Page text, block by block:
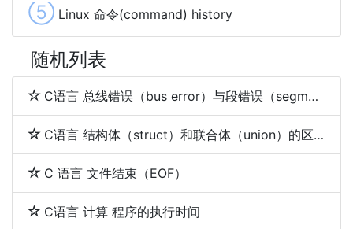
⑤ Linux 命令(command) history
随机列表
C语言 总线错误（bus error）与段错误（segmentation fault）
C语言 结构体（struct）和联合体（union）的区别
C 语言 文件结束（EOF）
C语言 计算 程序的执行时间